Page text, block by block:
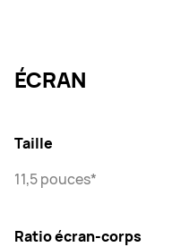
ÉCRAN
Taille
11,5 pouces*
Ratio écran-corps